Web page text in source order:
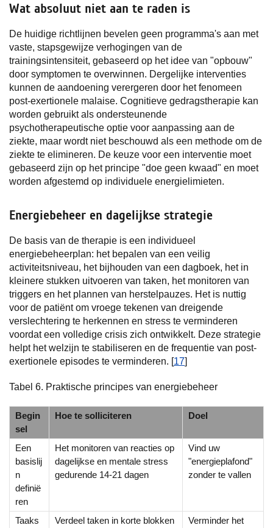
Wat absoluut niet aan te raden is
De huidige richtlijnen bevelen geen programma's aan met
vaste, stapsgewijze verhogingen van de
trainingsintensiteit, gebaseerd op het idee van "opbouw"
door symptomen te overwinnen. Dergelijke interventies
kunnen de aandoening verergeren door het fenomeen
post-exertionele malaise. Cognitieve gedragstherapie kan
worden gebruikt als ondersteunende
psychotherapeutische optie voor aanpassing aan de
ziekte, maar wordt niet beschouwd als een methode om de
ziekte te elimineren. De keuze voor een interventie moet
gebaseerd zijn op het principe "doe geen kwaad" en moet
worden afgestemd op individuele energielimieten.
Energiebeheer en dagelijkse strategie
De basis van de therapie is een individueel
energiebeheerplan: het bepalen van een veilig
activiteitsniveau, het bijhouden van een dagboek, het in
kleinere stukken uitvoeren van taken, het monitoren van
triggers en het plannen van herstelpauzes. Het is nuttig
voor de patiënt om vroege tekenen van dreigende
verslechtering te herkennen en stress te verminderen
voordat een volledige crisis zich ontwikkelt. Deze strategie
helpt het welzijn te stabiliseren en de frequentie van post-
exertionele episodes te verminderen. [17]
Tabel 6. Praktische principes van energiebeheer
Begin
sel
Hoe te solliciteren Doel
Een
basislij
n
definië
ren
Het monitoren van reacties op
dagelijkse en mentale stress
gedurende 14-21 dagen
Vind uw
"energieplafond"
zonder te vallen
Taaks
Verdeel taken in korte blokken
Verminder het